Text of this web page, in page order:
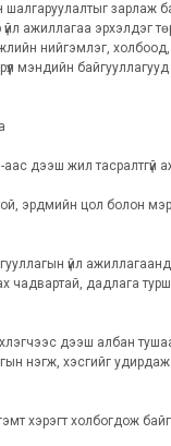
зарлаж
ажиллагаа эрхэлдэг
нийгэмлэг,
мэндийн
дээш жил тасралтгүй
эрдмийн цол болон
үйл ажиллагаанд
чадвартай, дадлага
дээш албан
нэгж, хэсгийг
хэрэгт холбогдож